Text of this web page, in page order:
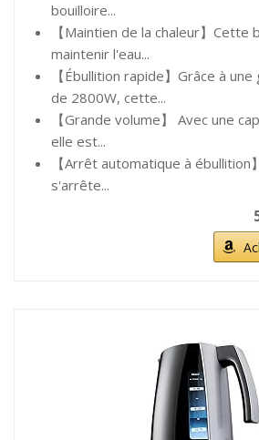
bouilloire...
【Maintien de la chaleur】Cette
maintenir l'eau...
【Ébullition rapide】Grâce à
de 2800W, cette...
【Grande volume】 Avec une
elle est...
【Arrêt automatique à ébullition
s'arrête...